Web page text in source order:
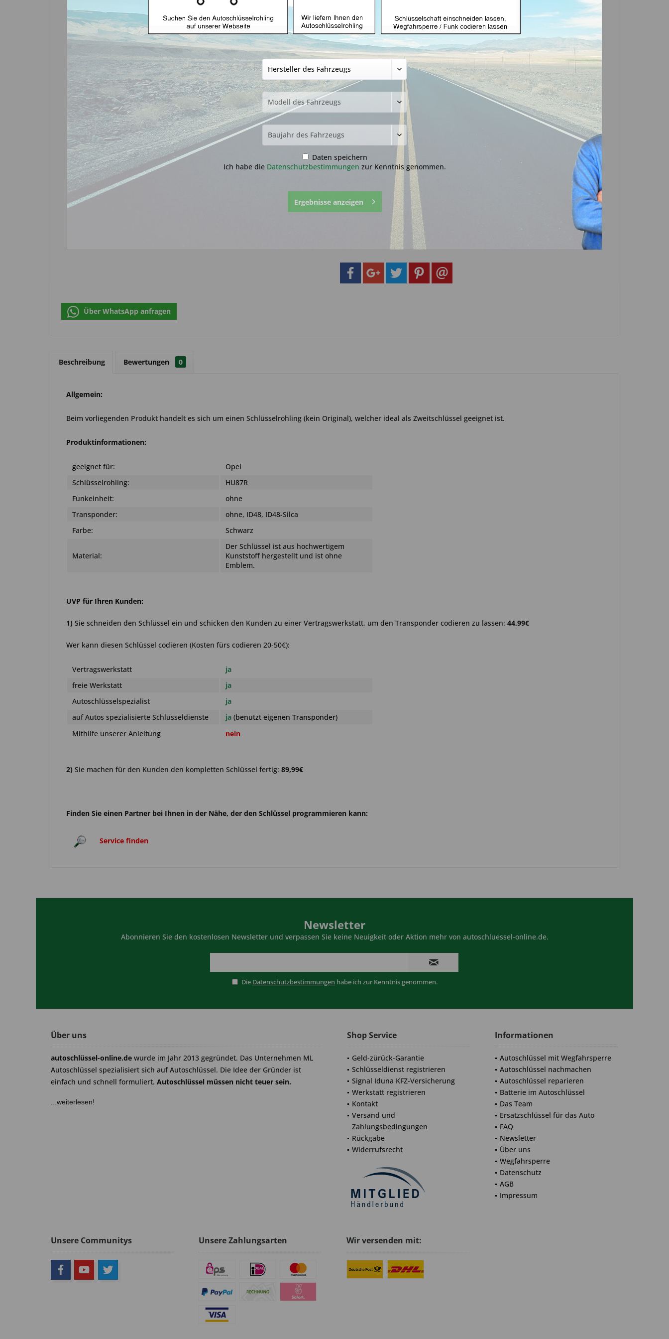
mit HU87R (Aftermarket Produkt)
ab 4,99 € *
inkl. MwSt.zzgl. Versandkosten
Bitte wähle zuerst eine Variante
Fragen zum Artikel?
Über WhatsApp anfragen
Beschreibung Bewertungen 0
Allgemein:
Beim vorliegenden Produkt handelt es sich um einen Schlüsselrohling (kein Original), welcher ideal als Zweitschlüssel geeignet ist.
Produktinformationen:
geeignet für:
Opel
Schlüsselrohling:
HU87R
Funkeinheit:
ohne
Transponder:
ohne, ID48, ID48-Silca
Farbe:
Schwarz
Material:
Der Schlüssel ist aus hochwertigem
Kunststoff hergestellt und ist ohne
Emblem.
UVP für Ihren Kunden:
1) Sie schneiden den Schlüssel ein und schicken den Kunden zu einer Vertragswerkstatt, um den Transponder codieren zu lassen: 44,99€
Wer kann diesen Schlüssel codieren (Kosten fürs codieren 20-50€):
Vertragswerkstatt
ja
freie Werkstatt
ja
Autoschlüsselspezialist
ja
auf Autos spezialisierte Schlüsseldienste
ja (benutzt eigenen Transponder)
Mithilfe unserer Anleitung
nein
2) Sie machen für den Kunden den kompletten Schlüssel fertig: 89,99€
Finden Sie einen Partner bei Ihnen in der Nähe, der den Schlüssel programmieren kann:
Service finden
Newsletter
Abonnieren Sie den kostenlosen Newsletter und verpassen Sie keine Neuigkeit oder Aktion mehr von autoschluessel-online.de.
Die Datenschutzbestimmungen habe ich zur Kenntnis genommen.
Über uns
autoschlüssel-online.de wurde im Jahr 2013 gegründet. Das Unternehmen ML
Autoschlüssel spezialisiert sich auf Autoschlüssel. Die Idee der Gründer ist
einfach und schnell formuliert. Autoschlüssel müssen nicht teuer sein.
...weiterlesen!
Shop Service
Geld-zürück-Garantie
Schlüsseldienst registrieren
Signal Iduna KFZ-Versicherung
Werkstatt registrieren
Kontakt
Versand und
Zahlungsbedingungen
Rückgabe
Widerrufsrecht
Informationen
Autoschlüssel mit Wegfahrsperre
Autoschlüssel nachmachen
Autoschlüssel reparieren
Batterie im Autoschlüssel
Das Team
Ersatzschlüssel für das Auto
FAQ
Newsletter
Über uns
Wegfahrsperre
Datenschutz
AGB
Impressum
Unsere Communitys Unsere Zahlungsarten Wir versenden mit:
Daten speichern
Ich habe die Datenschutzbestimmungen zur Kenntnis genommen.
Ergebnisse anzeigen